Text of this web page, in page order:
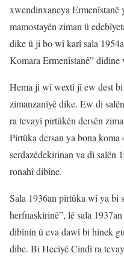
xwendinxaneya Ermenîstanê
mamostayên ziman û
dike û ji bo wî karî sala
Komara Ermenîstanê” didine
Hema ji wî wextî jî ew dest
zimanzanîyê dike. Ew di
ra tevayî pirtûkên dersên
Pirtûka dersan ya bona
serdazêdekirinan va di salên
ronahî dibîne.
Sala 1936an pirtûka wî ya bi
herfnaskirinê”, lê sala
dibînin û eva dawî bi hinek
dibe. Bi Hecîyê Cindî ra